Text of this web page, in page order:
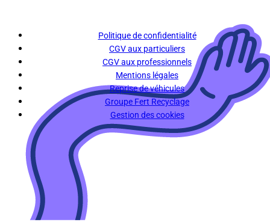
Politique de confidentialité
CGV aux particuliers
CGV aux professionnels
Mentions légales
Reprise de véhicules
Groupe Fert Recyclage
Gestion des cookies